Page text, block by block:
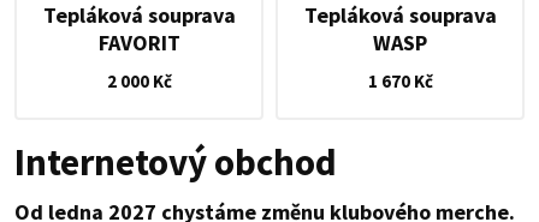
Tepláková souprava
FAVORIT
2 000 Kč
Tepláková souprava
WASP
1 670 Kč
Internetový obchod
Od ledna 2027 chystáme změnu klubového merche.